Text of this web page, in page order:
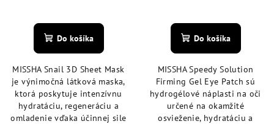
hodnotenie
produktu
z
5
hviezdičiek.
Do košíka
MISSHA Snail 3D Sheet Mask
je výnimočná látková maska,
ktorá poskytuje intenzívnu
hydratáciu, regeneráciu a
omladenie vďaka účinnej sile
Do košíka
MISSHA Speedy Solution
Firming Gel Eye Patch sú
hydrogélové náplasti na oči
určené na okamžité
osvieženie, hydratáciu a